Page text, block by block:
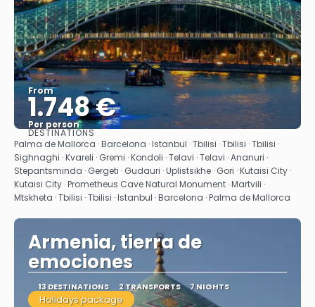
From
1.748 €
Per person
See
DESTINATIONS
Palma de Mallorca · Barcelona · Istanbul · Tbilisi · Tbilisi · Tbilisi ·
Sighnaghi · Kvareli · Gremi · Kondoli · Telavi · Telavi · Ananuri ·
Stepantsminda · Gergeti · Gudauri · Uplistsikhe · Gori · Kutaisi City ·
Kutaisi City · Prometheus Cave Natural Monument · Martvili ·
Mtskheta · Tbilisi · Tbilisi · Istanbul · Barcelona · Palma de Mallorca
Armenia, tierra de
emociones
13 DESTINATIONS 2 TRANSPORTS 7 NIGHTS
Holidays package